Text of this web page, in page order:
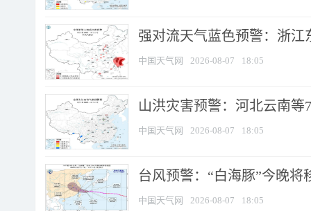
强对流天气蓝色预警：浙江
中国天气网 2026-08-07 18:05
山洪灾害预警：河北云南
中国天气网 2026-08-07 18:05
台风预警：“白海豚”今晚将
中国天气网 2026-08-07 18:05